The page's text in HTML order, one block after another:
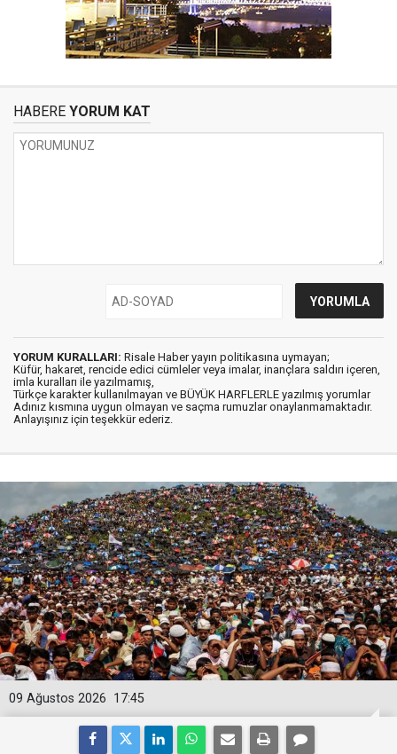
HABERE YORUM KAT
YORUM KURALLARI: Risale Haber yayın politikasına uymayan;
Küfür, hakaret, rencide edici cümleler veya imalar, inançlara saldırı içeren,
imla kuralları ile yazılmamış,
Türkçe karakter kullanılmayan ve BÜYÜK HARFLERLE yazılmış yorumlar
Adınız kısmına uygun olmayan ve saçma rumuzlar onaylanmamaktadır.
Anlayışınız için teşekkür ederiz.
17:45
09 Ağustos 2026